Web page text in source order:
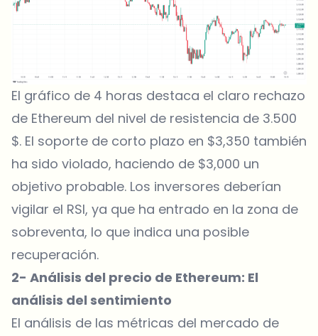
El gráfico de 4 horas destaca el claro rechazo
de Ethereum del nivel de resistencia de 3.500
$. El soporte de corto plazo en $3,350 también
ha sido violado, haciendo de $3,000 un
objetivo probable. Los inversores deberían
vigilar el RSI, ya que ha entrado en la zona de
sobreventa, lo que indica una posible
recuperación.
2- Análisis del precio de Ethereum: El
análisis del sentimiento
El análisis de las métricas del mercado de